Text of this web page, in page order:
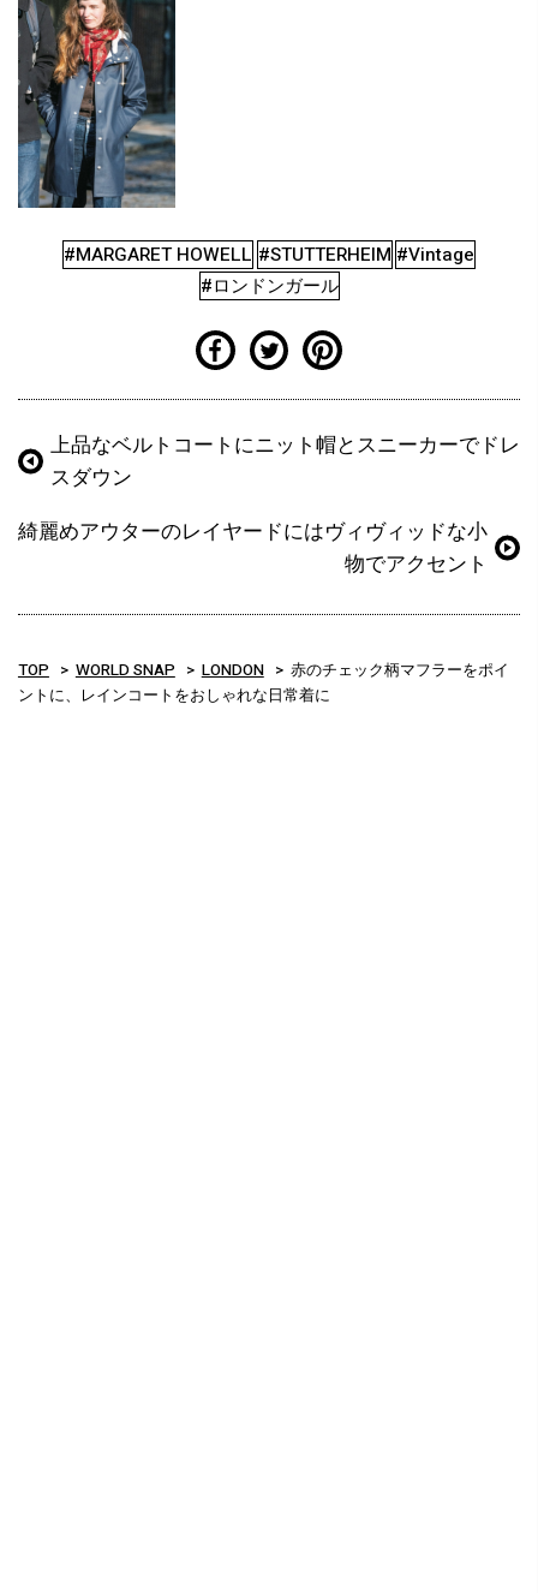
#MARGARET HOWELL #STUTTERHEIM #Vintage
#ロンドンガール
上品なベルトコートにニット帽とスニーカーでドレ
スダウン
綺麗めアウターのレイヤードにはヴィヴィッドな小
物でアクセント
TOP WORLD SNAP LONDON
赤のチェック柄マフラーをポイ
ントに、レインコートをおしゃれな日常着に